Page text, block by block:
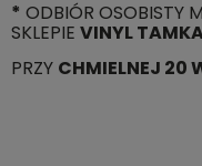
* ODBIÓR OSOBISTY
SKLEPIE VINYL
PRZY CHMIELNEJ 20